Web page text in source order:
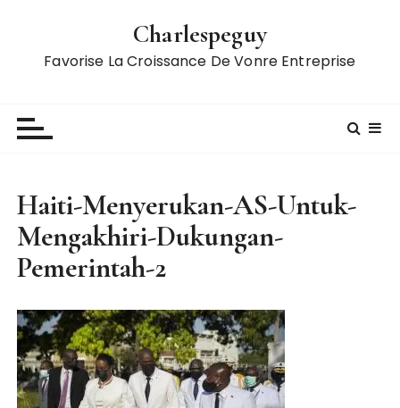
Charlespeguy
Favorise La Croissance De Vonre Entreprise
Haiti-Menyerukan-AS-Untuk-
Mengakhiri-Dukungan-
Pemerintah-2